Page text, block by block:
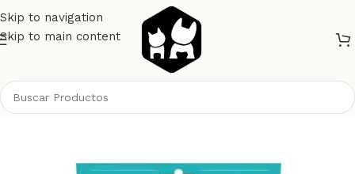
Skip to navigation
Skip to main content